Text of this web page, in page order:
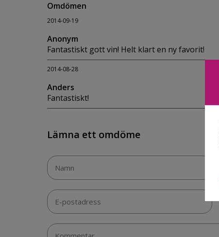
Omdömen
2014-09-19
Anonym
Fantastiskt gott vin! Helt klart en ny favorit!
2014-08-28
Anders
Fantastiskt!
Lämna ett omdöme